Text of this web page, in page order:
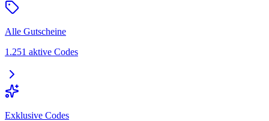
Alle Gutscheine
1.251 aktive Codes
Exklusive Codes